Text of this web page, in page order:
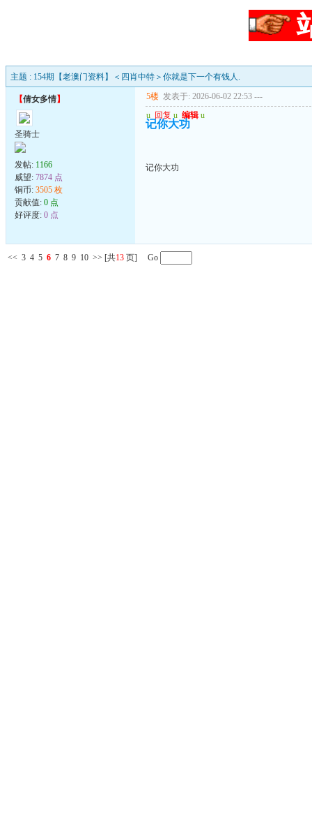
主题 : 154期【老澳门资料】＜四肖中特＞你就是下一个有钱人.
【倩女多情】
圣骑士
发帖: 1166
威望: 7874 点
铜币: 3505 枚
贡献值: 0 点
好评度: 0 点
5楼 发表于: 2026-06-02 22:53 ---
u 回复 u 编辑 u
记你大功
记你大功
<< 3 4 5 6 7 8 9 10 >> [共13 页] Go